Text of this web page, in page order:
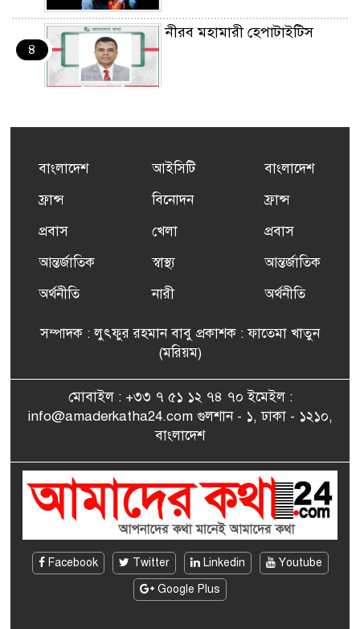
৪
নীরব মহামারী হেপাটাইটিস
৫
এর সম্পূর্ণ বিনামূল্যের সুশি
ফ্রান্সসহ ইউরোপীয় দেশসমূহে
দাবদাহ: কারণ, প্রভাব ও করণীয়
ফ্রান্সে সংবর্ধিত হলেন যুক্তরাজ্য
বিএনপি’র আহ্বায়ক কমিটির
সাংবাদিকতায় কৃতিত্বের পুরস্কার
এমপি মমতাজ আলোকে
জেলা প্রবাসী এসোসিয়েশন’
বেদে সম্প্রদায় নিয়ে প্যারিসে
তথ্য-চলচ্চিত্র “ভাসমান জীবন”
বাংলাদেশ
ফ্রান্স
প্রবাস
আন্তর্জাতিক
অর্থনীতি
আইসিটি
বিনোদন
খেলা
স্বাস্থ্য
নারী
বাংলাদেশ
ফ্রান্স
প্রবাস
আন্তর্জাতিক
অর্থনীতি
সম্পাদক : লুৎফুর রহমান বাবু প্রকাশক : ফাতেমা খাতুন
(মরিয়ম)
মোবাইল : +৩৩ ৭ ৫১ ১২ ৭৪ ৭০ ইমেইল :
info@amaderkatha24.com গুলশান - ১, ঢাকা - ১২১০,
বাংলাদেশ
Facebook Twitter Linkedin
Youtube
Google Plus